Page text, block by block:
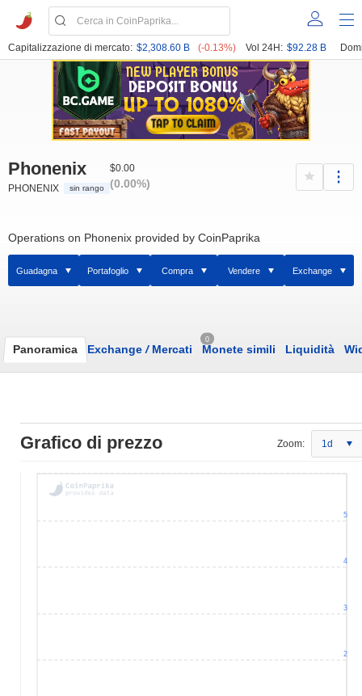
Capitalizzazione di mercato: $2,308.60 B (-0.13%) Vol 24H: $92.28 B
Phonenix
PHONENIX sin rango
$0.00
(0.00%)
Operations on Phonenix provided by CoinPaprika
Guadagna Portafoglio Compra Vendere Exchange
Panoramica Exchange /Mercati
0
Monete simili Liquidità
Grafico di prezzo Zoom: 1d
2
3
4
5